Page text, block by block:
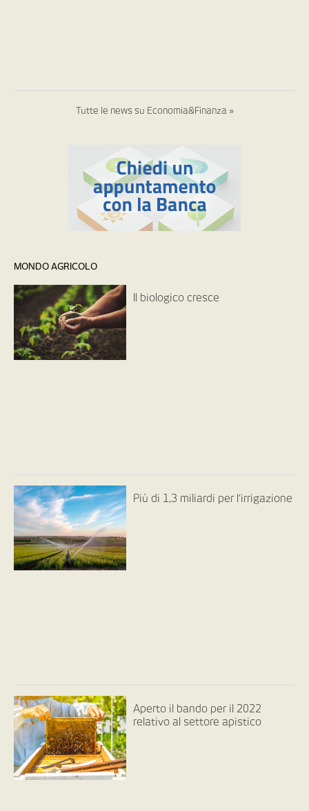
Tutte le news su Economia&Finanza »
MONDO AGRICOLO
Il biologico cresce
Più di 1,3 miliardi per l’irrigazione
Aperto il bando per il 2022
relativo al settore apistico